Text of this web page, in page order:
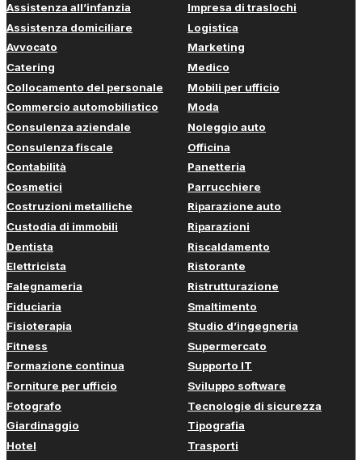
Assistenza all’infanzia
Assistenza domiciliare
Avvocato
Catering
Collocamento del personale
Commercio automobilistico
Consulenza aziendale
Consulenza fiscale
Contabilità
Cosmetici
Costruzioni metalliche
Custodia di immobili
Dentista
Elettricista
Falegnameria
Fiduciaria
Fisioterapia
Fitness
Formazione continua
Forniture per ufficio
Fotografo
Giardinaggio
Hotel
Impresa di traslochi
Logistica
Marketing
Medico
Mobili per ufficio
Moda
Noleggio auto
Officina
Panetteria
Parrucchiere
Riparazione auto
Riparazioni
Riscaldamento
Ristorante
Ristrutturazione
Smaltimento
Studio d’ingegneria
Supermercato
Supporto IT
Sviluppo software
Tecnologie di sicurezza
Tipografia
Trasporti